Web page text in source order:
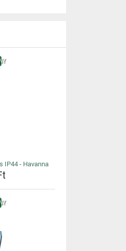
IP44 - Havanna